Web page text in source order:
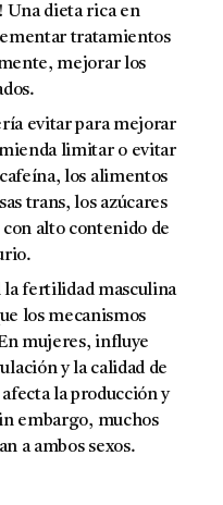
Una dieta rica en
tratamientos
mejorar los
evitar para mejorar
limitar o evitar
los alimentos
trans, los azúcares
con alto contenido de
la fertilidad masculina
los mecanismos
mujeres, influye
y la calidad de
la producción y
embargo, muchos
a ambos sexos.